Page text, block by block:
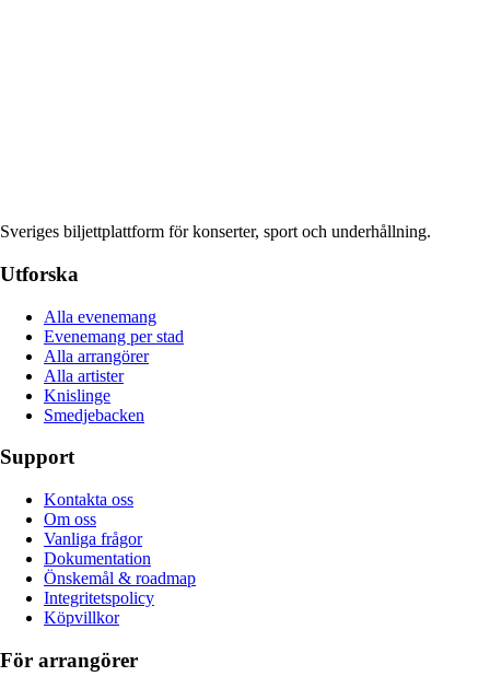
Sveriges biljettplattform för konserter, sport och underhållning.
Utforska
Alla evenemang
Evenemang per stad
Alla arrangörer
Alla artister
Knislinge
Smedjebacken
Support
Kontakta oss
Om oss
Vanliga frågor
Dokumentation
Önskemål & roadmap
Integritetspolicy
Köpvillkor
För arrangörer